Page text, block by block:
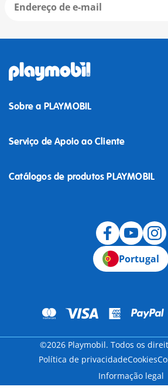
Sobre a PLAYMOBIL
Serviço de Apoio ao Cliente
Catálogos de produtos PLAYMOBIL
Portugal
©2026 Playmobil. Todos os
Política de privacidadeCookies
Informação legal